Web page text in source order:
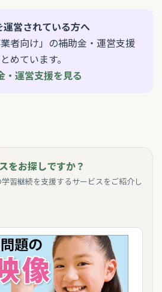
運営されている方へ
者向け」の補助金・運営支援
めています。
運営支援を見る
をお探しですか？
習継続を支援するサービスをご紹介し